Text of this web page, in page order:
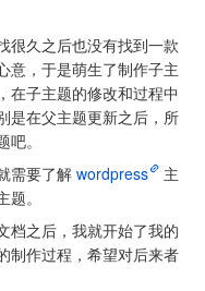
很久之后也没有找到一款
意，于是萌生了制作子主
在子主题的修改和过程中
是在父主题更新之后，所
。
需要了解 wordpress
主
。
档之后，我就开始了我的
制作过程，希望对后来者